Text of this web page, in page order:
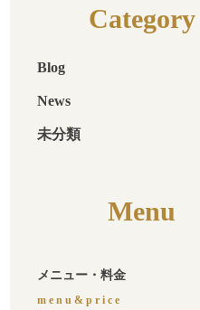
Category
Blog
News
未分類
Menu
メニュー・料金
menu&price